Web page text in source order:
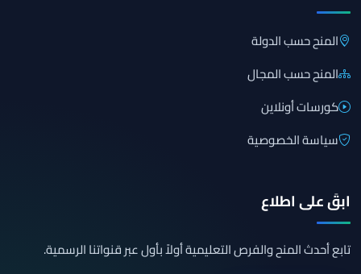
المنح حسب الدولة
المنح حسب المجال
كورسات أونلاين
سياسة الخصوصية
ابقَ على اطلاع
تابع أحدث المنح والفرص التعليمية أولاً بأول عبر قنواتنا الرسمية.